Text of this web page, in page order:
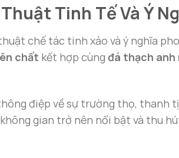
Tinh Tế Và Ý
chế tác tinh xảo và ý nghĩa
chất kết hợp cùng đá thạch anh
điệp về sự trường thọ, thanh
gian trở nên nổi bật và thu